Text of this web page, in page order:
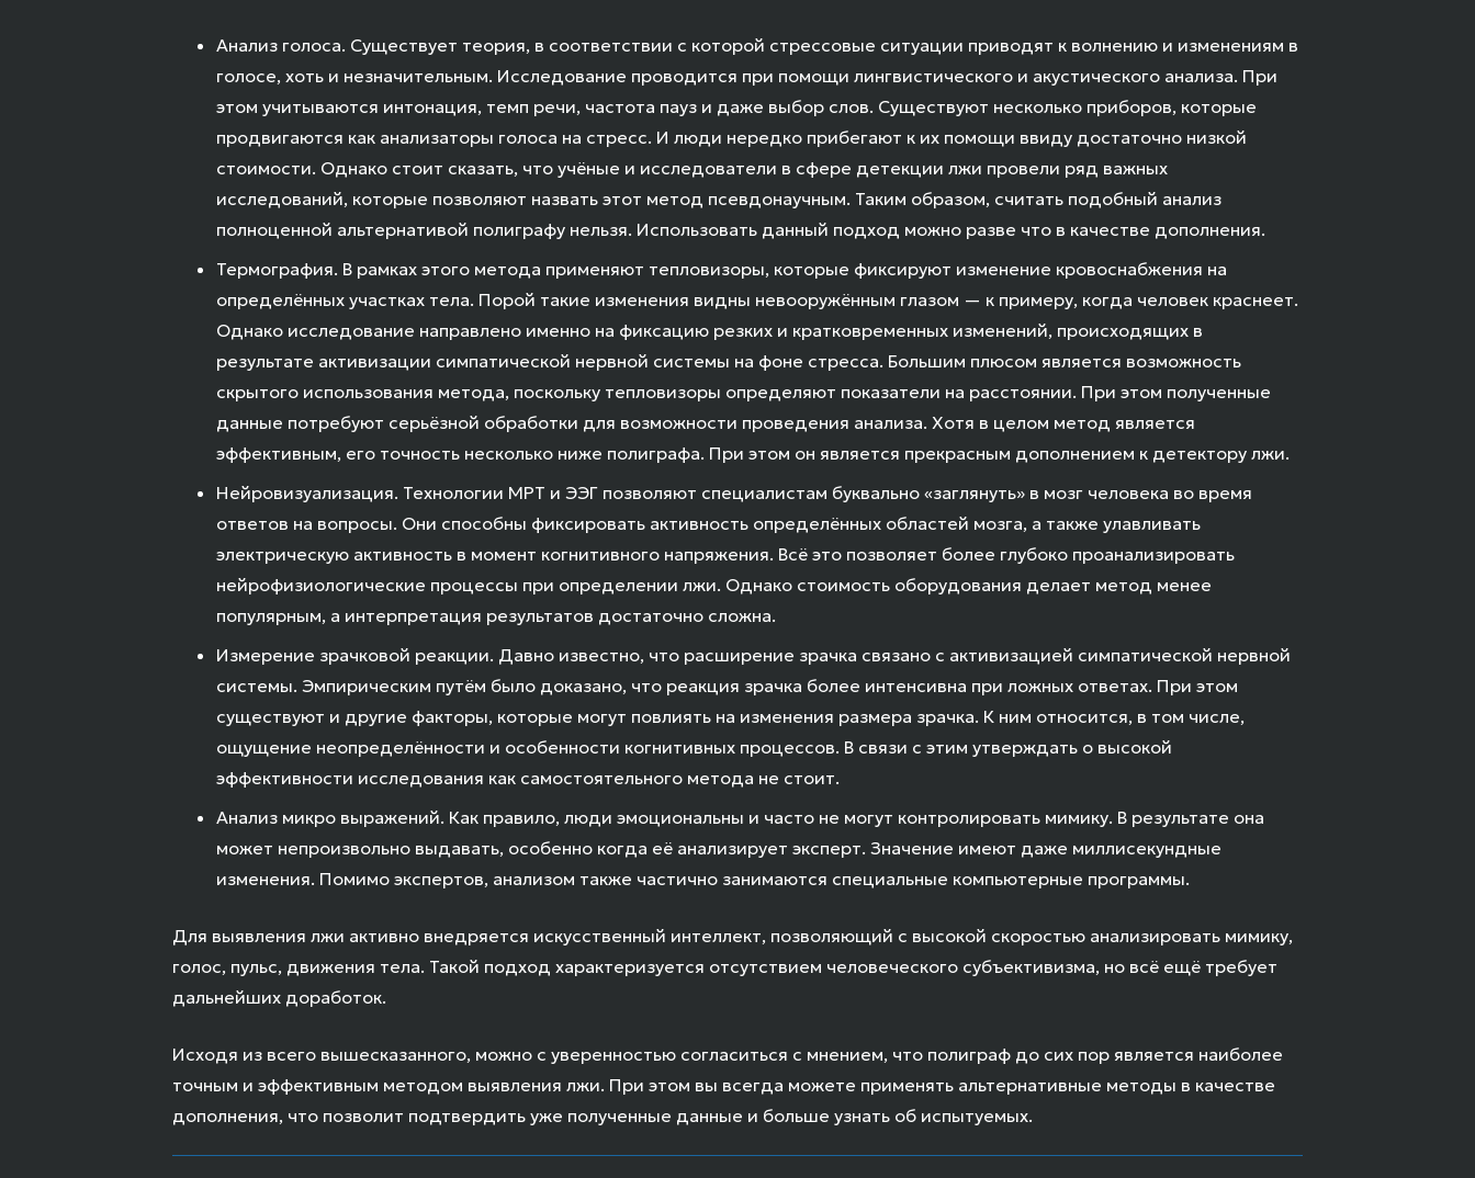
Анализ голоса. Существует теория, в соответствии с которой стрессовые ситуации приводят к волнению и изменениям в
голосе, хоть и незначительным. Исследование проводится при помощи лингвистического и акустического анализа. При
этом учитываются интонация, темп речи, частота пауз и даже выбор слов. Существуют несколько приборов, которые
продвигаются как анализаторы голоса на стресс. И люди нередко прибегают к их помощи ввиду достаточно низкой
стоимости. Однако стоит сказать, что учёные и исследователи в сфере детекции лжи провели ряд важных
исследований, которые позволяют назвать этот метод псевдонаучным. Таким образом, считать подобный анализ
полноценной альтернативой полиграфу нельзя. Использовать данный подход можно разве что в качестве дополнения.
Термография. В рамках этого метода применяют тепловизоры, которые фиксируют изменение кровоснабжения на
определённых участках тела. Порой такие изменения видны невооружённым глазом — к примеру, когда человек краснеет.
Однако исследование направлено именно на фиксацию резких и кратковременных изменений, происходящих в
результате активизации симпатической нервной системы на фоне стресса. Большим плюсом является возможность
скрытого использования метода, поскольку тепловизоры определяют показатели на расстоянии. При этом полученные
данные потребуют серьёзной обработки для возможности проведения анализа. Хотя в целом метод является
эффективным, его точность несколько ниже полиграфа. При этом он является прекрасным дополнением к детектору лжи.
Нейровизуализация. Технологии МРТ и ЭЭГ позволяют специалистам буквально «заглянуть» в мозг человека во время
ответов на вопросы. Они способны фиксировать активность определённых областей мозга, а также улавливать
электрическую активность в момент когнитивного напряжения. Всё это позволяет более глубоко проанализировать
нейрофизиологические процессы при определении лжи. Однако стоимость оборудования делает метод менее
популярным, а интерпретация результатов достаточно сложна.
Измерение зрачковой реакции. Давно известно, что расширение зрачка связано с активизацией симпатической нервной
системы. Эмпирическим путём было доказано, что реакция зрачка более интенсивна при ложных ответах. При этом
существуют и другие факторы, которые могут повлиять на изменения размера зрачка. К ним относится, в том числе,
ощущение неопределённости и особенности когнитивных процессов. В связи с этим утверждать о высокой
эффективности исследования как самостоятельного метода не стоит.
Анализ микро выражений. Как правило, люди эмоциональны и часто не могут контролировать мимику. В результате она
может непроизвольно выдавать, особенно когда её анализирует эксперт. Значение имеют даже миллисекундные
изменения. Помимо экспертов, анализом также частично занимаются специальные компьютерные программы.
Для выявления лжи активно внедряется искусственный интеллект, позволяющий с высокой скоростью анализировать мимику,
голос, пульс, движения тела. Такой подход характеризуется отсутствием человеческого субъективизма, но всё ещё требует
дальнейших доработок.
Исходя из всего вышесказанного, можно с уверенностью согласиться с мнением, что полиграф до сих пор является наиболее
точным и эффективным методом выявления лжи. При этом вы всегда можете применять альтернативные методы в качестве
дополнения, что позволит подтвердить уже полученные данные и больше узнать об испытуемых.